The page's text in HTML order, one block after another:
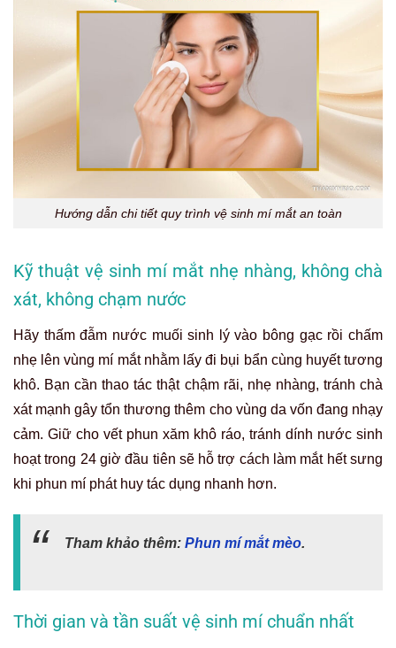
Hướng dẫn chi tiết quy trình vệ sinh mí mắt an toàn
Kỹ thuật vệ sinh mí mắt nhẹ nhàng, không chà
xát, không chạm nước
Hãy thấm đẫm nước muối sinh lý vào bông gạc rồi chấm
nhẹ lên vùng mí mắt nhằm lấy đi bụi bẩn cùng huyết tương
khô. Bạn cần thao tác thật chậm rãi, nhẹ nhàng, tránh chà
xát mạnh gây tổn thương thêm cho vùng da vốn đang nhạy
cảm. Giữ cho vết phun xăm khô ráo, tránh dính nước sinh
hoạt trong 24 giờ đầu tiên sẽ hỗ trợ cách làm mắt hết sưng
khi phun mí phát huy tác dụng nhanh hơn.
Tham khảo thêm: Phun mí mắt mèo.
Thời gian và tần suất vệ sinh mí chuẩn nhất